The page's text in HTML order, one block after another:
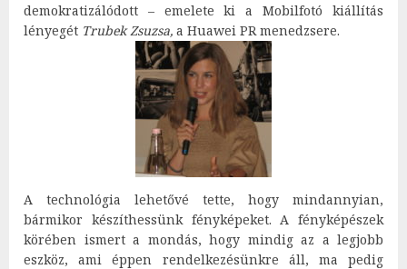
demokratizálódott – emelete ki a Mobilfotó kiállítás
lényegét Trubek Zsuzsa, a Huawei PR menedzsere.
A technológia lehetővé tette, hogy mindannyian,
bármikor készíthessünk fényképeket. A fényképészek
körében ismert a mondás, hogy mindig az a legjobb
eszköz, ami éppen rendelkezésünkre áll, ma pedig